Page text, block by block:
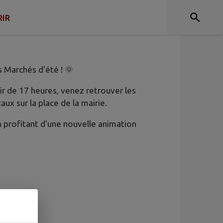
Marchés d'été ! 🌞
de 17 heures, venez retrouver les
sur la place de la mairie.
profitant d'une nouvelle animation